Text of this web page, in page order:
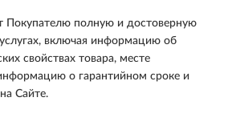
Покупателю полную и достоверную
включая информацию об
свойствах товара, месте
о гарантийном сроке и
Сайте.